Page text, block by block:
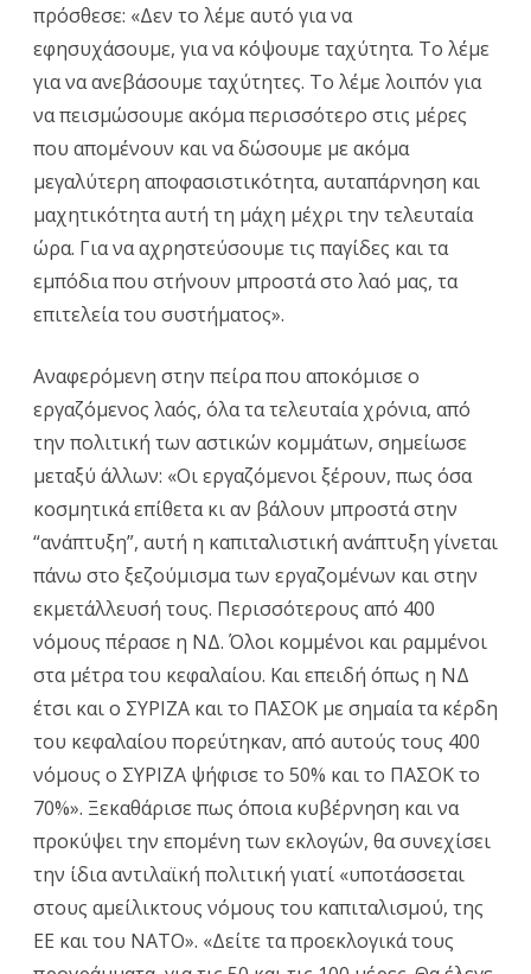
της
στην
πρόσθεσε: «Δεν το λέμε αυτό για να
εφησυχάσουμε, για να κόψουμε ταχύτητα. Το λέμε
για να ανεβάσουμε ταχύτητες. Το λέμε λοιπόν για
να πεισμώσουμε ακόμα περισσότερο στις μέρες
που απομένουν και να δώσουμε με ακόμα
μεγαλύτερη αποφασιστικότητα, αυταπάρνηση και
μαχητικότητα αυτή τη μάχη μέχρι την τελευταία
ώρα. Για να αχρηστεύσουμε τις παγίδες και τα
εμπόδια που στήνουν μπροστά στο λαό μας, τα
επιτελεία του συστήματος».
Αναφερόμενη στην πείρα που αποκόμισε ο
εργαζόμενος λαός, όλα τα τελευταία χρόνια, από
την πολιτική των αστικών κομμάτων, σημείωσε
μεταξύ άλλων: «Οι εργαζόμενοι ξέρουν, πως όσα
κοσμητικά επίθετα κι αν βάλουν μπροστά στην
“ανάπτυξη”, αυτή η καπιταλιστική ανάπτυξη γίνεται
πάνω στο ξεζούμισμα των εργαζομένων και στην
εκμετάλλευσή τους. Περισσότερους από 400
νόμους πέρασε η ΝΔ. Όλοι κομμένοι και ραμμένοι
στα μέτρα του κεφαλαίου. Και επειδή όπως η ΝΔ
έτσι και ο ΣΥΡΙΖΑ και το ΠΑΣΟΚ με σημαία τα κέρδη
του κεφαλαίου πορεύτηκαν, από αυτούς τους 400
νόμους ο ΣΥΡΙΖΑ ψήφισε το 50% και το ΠΑΣΟΚ το
70%». Ξεκαθάρισε πως όποια κυβέρνηση και να
προκύψει την επομένη των εκλογών, θα συνεχίσει
την ίδια αντιλαϊκή πολιτική γιατί «υποτάσσεται
στους αμείλικτους νόμους του καπιταλισμού, της
ΕΕ και του ΝΑΤΟ». «Δείτε τα προεκλογικά τους